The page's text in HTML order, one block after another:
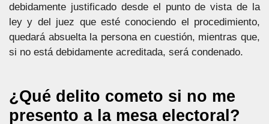
debidamente justificado desde el punto de vista de la
ley y del juez que esté conociendo el procedimiento,
quedará absuelta la persona en cuestión, mientras que,
si no está debidamente acreditada, será condenado.
¿Qué delito cometo si no me
presento a la mesa electoral?